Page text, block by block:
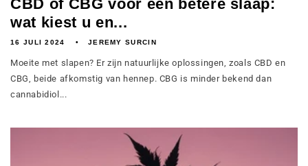
CBD of CBG voor een betere slaap:
wat kiest u en...
16 JULI 2024 JEREMY SURCIN
Moeite met slapen? Er zijn natuurlijke oplossingen, zoals CBD en
CBG, beide afkomstig van hennep. CBG is minder bekend dan
cannabidiol...